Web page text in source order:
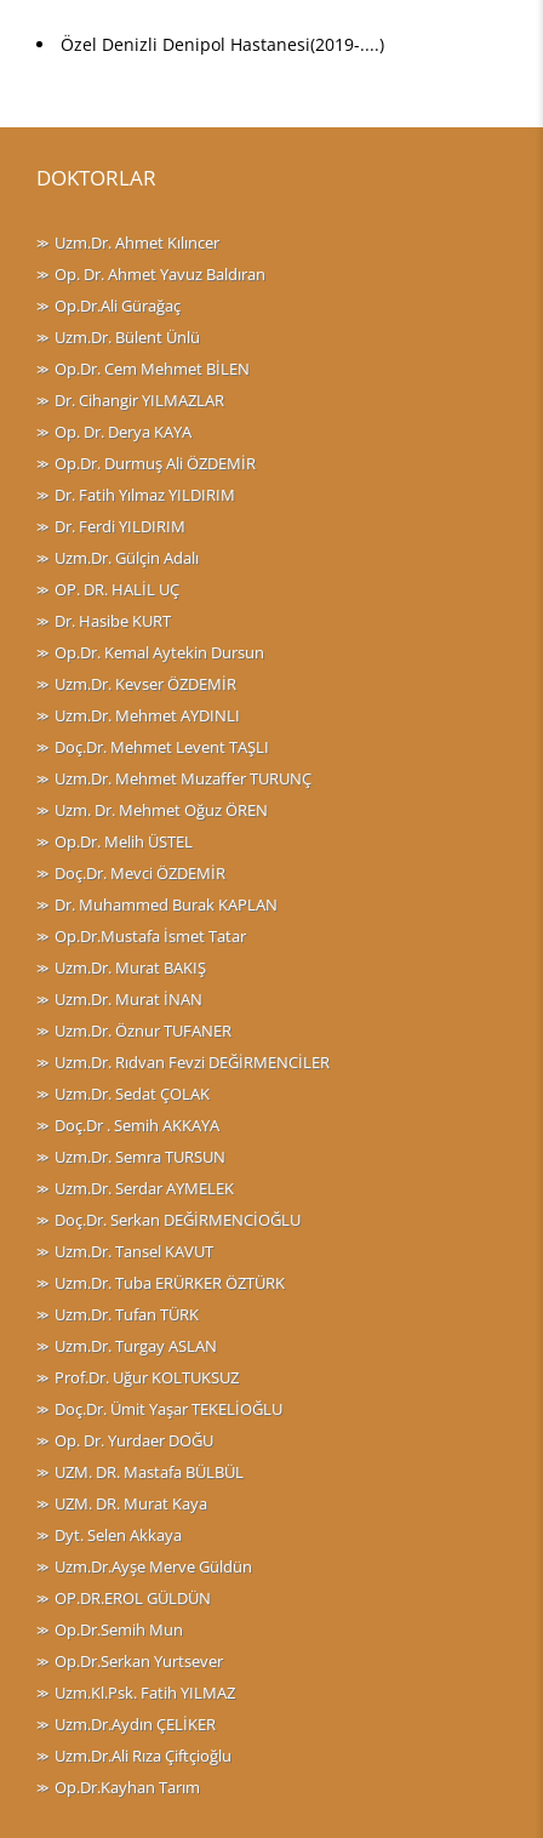
Özel Denizli Denipol Hastanesi(2019-....)
DOKTORLAR
Uzm.Dr. Ahmet Kılıncer
Op. Dr. Ahmet Yavuz Baldıran
Op.Dr.Ali Gürağaç
Uzm.Dr. Bülent Ünlü
Op.Dr. Cem Mehmet BİLEN
Dr. Cihangir YILMAZLAR
Op. Dr. Derya KAYA
Op.Dr. Durmuş Ali ÖZDEMİR
Dr. Fatih Yılmaz YILDIRIM
Dr. Ferdi YILDIRIM
Uzm.Dr. Gülçin Adalı
OP. DR. HALİL UÇ
Dr. Hasibe KURT
Op.Dr. Kemal Aytekin Dursun
Uzm.Dr. Kevser ÖZDEMİR
Uzm.Dr. Mehmet AYDINLI
Doç.Dr. Mehmet Levent TAŞLI
Uzm.Dr. Mehmet Muzaffer TURUNÇ
Uzm. Dr. Mehmet Oğuz ÖREN
Op.Dr. Melih ÜSTEL
Doç.Dr. Mevci ÖZDEMİR
Dr. Muhammed Burak KAPLAN
Op.Dr.Mustafa İsmet Tatar
Uzm.Dr. Murat BAKIŞ
Uzm.Dr. Murat İNAN
Uzm.Dr. Öznur TUFANER
Uzm.Dr. Rıdvan Fevzi DEĞİRMENCİLER
Uzm.Dr. Sedat ÇOLAK
Doç.Dr . Semih AKKAYA
Uzm.Dr. Semra TURSUN
Uzm.Dr. Serdar AYMELEK
Doç.Dr. Serkan DEĞİRMENCİOĞLU
Uzm.Dr. Tansel KAVUT
Uzm.Dr. Tuba ERÜRKER ÖZTÜRK
Uzm.Dr. Tufan TÜRK
Uzm.Dr. Turgay ASLAN
Prof.Dr. Uğur KOLTUKSUZ
Doç.Dr. Ümit Yaşar TEKELİOĞLU
Op. Dr. Yurdaer DOĞU
UZM. DR. Mastafa BÜLBÜL
UZM. DR. Murat Kaya
Dyt. Selen Akkaya
Uzm.Dr.Ayşe Merve Güldün
OP.DR.EROL GÜLDÜN
Op.Dr.Semih Mun
Op.Dr.Serkan Yurtsever
Uzm.Kl.Psk. Fatih YILMAZ
Uzm.Dr.Aydın ÇELİKER
Uzm.Dr.Ali Rıza Çiftçioğlu
Op.Dr.Kayhan Tarım